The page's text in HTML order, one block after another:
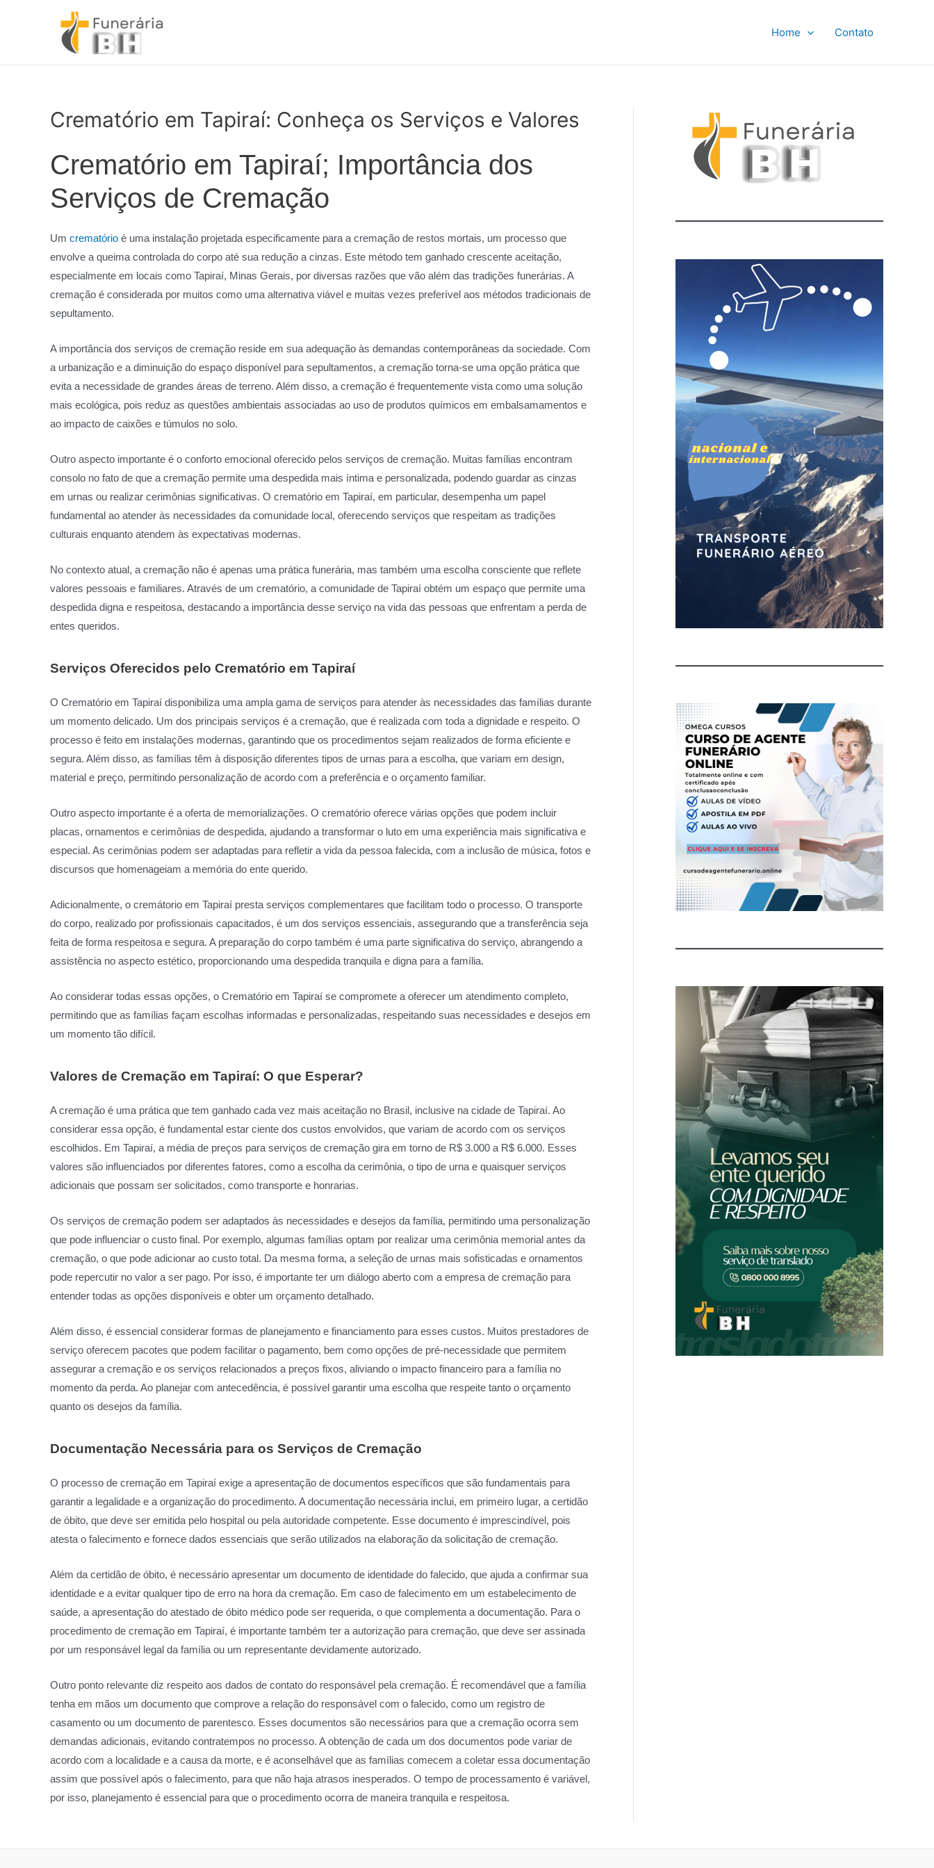
Home Contato
Crematório em Tapiraí: Conheça os Serviços e Valores
Crematório em Tapiraí; Importância dos
Serviços de Cremação
Um crematório é uma instalação projetada especificamente para a cremação de restos mortais, um processo que
envolve a queima controlada do corpo até sua redução a cinzas. Este método tem ganhado crescente aceitação,
especialmente em locais como Tapiraí, Minas Gerais, por diversas razões que vão além das tradições funerárias. A
cremação é considerada por muitos como uma alternativa viável e muitas vezes preferível aos métodos tradicionais de
sepultamento.
A importância dos serviços de cremação reside em sua adequação às demandas contemporâneas da sociedade. Com
a urbanização e a diminuição do espaço disponível para sepultamentos, a cremação torna-se uma opção prática que
evita a necessidade de grandes áreas de terreno. Além disso, a cremação é frequentemente vista como uma solução
mais ecológica, pois reduz as questões ambientais associadas ao uso de produtos químicos em embalsamamentos e
ao impacto de caixões e túmulos no solo.
Outro aspecto importante é o conforto emocional oferecido pelos serviços de cremação. Muitas famílias encontram
consolo no fato de que a cremação permite uma despedida mais íntima e personalizada, podendo guardar as cinzas
em urnas ou realizar cerimônias significativas. O crematório em Tapiraí, em particular, desempenha um papel
fundamental ao atender às necessidades da comunidade local, oferecendo serviços que respeitam as tradições
culturais enquanto atendem às expectativas modernas.
No contexto atual, a cremação não é apenas uma prática funerária, mas também uma escolha consciente que reflete
valores pessoais e familiares. Através de um crematório, a comunidade de Tapiraí obtém um espaço que permite uma
despedida digna e respeitosa, destacando a importância desse serviço na vida das pessoas que enfrentam a perda de
entes queridos.
Serviços Oferecidos pelo Crematório em Tapiraí
O Crematório em Tapiraí disponibiliza uma ampla gama de serviços para atender às necessidades das famílias durante
um momento delicado. Um dos principais serviços é a cremação, que é realizada com toda a dignidade e respeito. O
processo é feito em instalações modernas, garantindo que os procedimentos sejam realizados de forma eficiente e
segura. Além disso, as famílias têm à disposição diferentes tipos de urnas para a escolha, que variam em design,
material e preço, permitindo personalização de acordo com a preferência e o orçamento familiar.
Outro aspecto importante é a oferta de memorializações. O crematório oferece várias opções que podem incluir
placas, ornamentos e cerimônias de despedida, ajudando a transformar o luto em uma experiência mais significativa e
especial. As cerimônias podem ser adaptadas para refletir a vida da pessoa falecida, com a inclusão de música, fotos e
discursos que homenageiam a memória do ente querido.
Adicionalmente, o cremátorio em Tapiraí presta serviços complementares que facilitam todo o processo. O transporte
do corpo, realizado por profissionais capacitados, é um dos serviços essenciais, assegurando que a transferência seja
feita de forma respeitosa e segura. A preparação do corpo também é uma parte significativa do serviço, abrangendo a
assistência no aspecto estético, proporcionando uma despedida tranquila e digna para a família.
Ao considerar todas essas opções, o Crematório em Tapiraí se compromete a oferecer um atendimento completo,
permitindo que as famílias façam escolhas informadas e personalizadas, respeitando suas necessidades e desejos em
um momento tão difícil.
Valores de Cremação em Tapiraí: O que Esperar?
A cremação é uma prática que tem ganhado cada vez mais aceitação no Brasil, inclusive na cidade de Tapiraí. Ao
considerar essa opção, é fundamental estar ciente dos custos envolvidos, que variam de acordo com os serviços
escolhidos. Em Tapiraí, a média de preços para serviços de cremação gira em torno de R$ 3.000 a R$ 6.000. Esses
valores são influenciados por diferentes fatores, como a escolha da cerimônia, o tipo de urna e quaisquer serviços
adicionais que possam ser solicitados, como transporte e honrarias.
Os serviços de cremação podem ser adaptados às necessidades e desejos da família, permitindo uma personalização
que pode influenciar o custo final. Por exemplo, algumas famílias optam por realizar uma cerimônia memorial antes da
cremação, o que pode adicionar ao custo total. Da mesma forma, a seleção de urnas mais sofisticadas e ornamentos
pode repercutir no valor a ser pago. Por isso, é importante ter um diálogo aberto com a empresa de cremação para
entender todas as opções disponíveis e obter um orçamento detalhado.
Além disso, é essencial considerar formas de planejamento e financiamento para esses custos. Muitos prestadores de
serviço oferecem pacotes que podem facilitar o pagamento, bem como opções de pré-necessidade que permitem
assegurar a cremação e os serviços relacionados a preços fixos, aliviando o impacto financeiro para a família no
momento da perda. Ao planejar com antecedência, é possível garantir uma escolha que respeite tanto o orçamento
quanto os desejos da família.
Documentação Necessária para os Serviços de Cremação
O processo de cremação em Tapiraí exige a apresentação de documentos específicos que são fundamentais para
garantir a legalidade e a organização do procedimento. A documentação necessária inclui, em primeiro lugar, a certidão
de óbito, que deve ser emitida pelo hospital ou pela autoridade competente. Esse documento é imprescindível, pois
atesta o falecimento e fornece dados essenciais que serão utilizados na elaboração da solicitação de cremação.
Além da certidão de óbito, é necessário apresentar um documento de identidade do falecido, que ajuda a confirmar sua
identidade e a evitar qualquer tipo de erro na hora da cremação. Em caso de falecimento em um estabelecimento de
saúde, a apresentação do atestado de óbito médico pode ser requerida, o que complementa a documentação. Para o
procedimento de cremação em Tapiraí, é importante também ter a autorização para cremação, que deve ser assinada
por um responsável legal da família ou um representante devidamente autorizado.
Outro ponto relevante diz respeito aos dados de contato do responsável pela cremação. É recomendável que a família
tenha em mãos um documento que comprove a relação do responsável com o falecido, como um registro de
casamento ou um documento de parentesco. Esses documentos são necessários para que a cremação ocorra sem
demandas adicionais, evitando contratempos no processo. A obtenção de cada um dos documentos pode variar de
acordo com a localidade e a causa da morte, e é aconselhável que as famílias comecem a coletar essa documentação
assim que possível após o falecimento, para que não haja atrasos inesperados. O tempo de processamento é variável,
por isso, planejamento é essencial para que o procedimento ocorra de maneira tranquila e respeitosa.